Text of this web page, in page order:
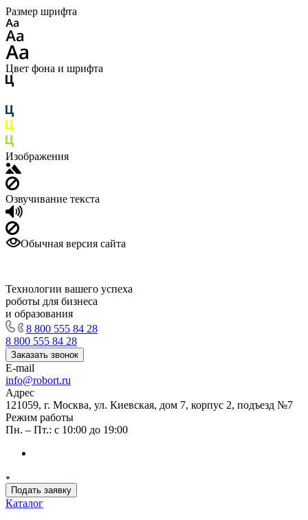
Размер шрифта
Цвет фона и шрифта
Изображения
Озвучивание текста
Обычная версия сайта
Технологии вашего успеха
роботы для бизнеса
и образования
8 800 555 84 28
8 800 555 84 28
Заказать звонок
E-mail
info@robort.ru
Адрес
121059, г. Москва, ул. Киевская, дом 7, корпус 2, подъезд №7
Режим работы
Пн. – Пт.: с 10:00 до 19:00
Подать заявку
Каталог